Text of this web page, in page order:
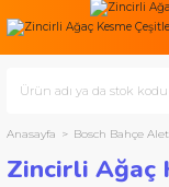
Anasayfa Bosch Bahçe
Zincirli Ağaç